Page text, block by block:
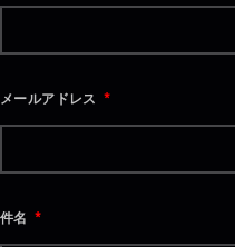
メールアドレス
件名